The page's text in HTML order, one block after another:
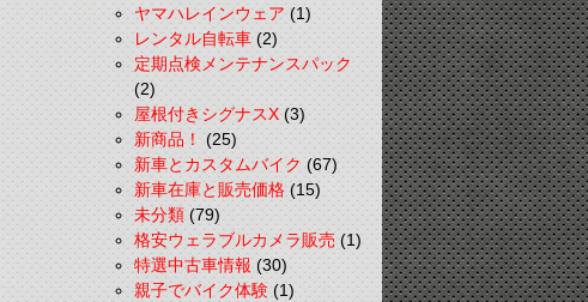
ヤマハレインウェア(1)
レンタル自転車(2)
定期点検メンテナンスパック
(2)
屋根付きシグナスX(3)
新商品！(25)
新車とカスタムバイク(67)
新車在庫と販売価格(15)
未分類(79)
格安ウェラブルカメラ販売(1)
特選中古車情報(30)
親子でバイク体験(1)